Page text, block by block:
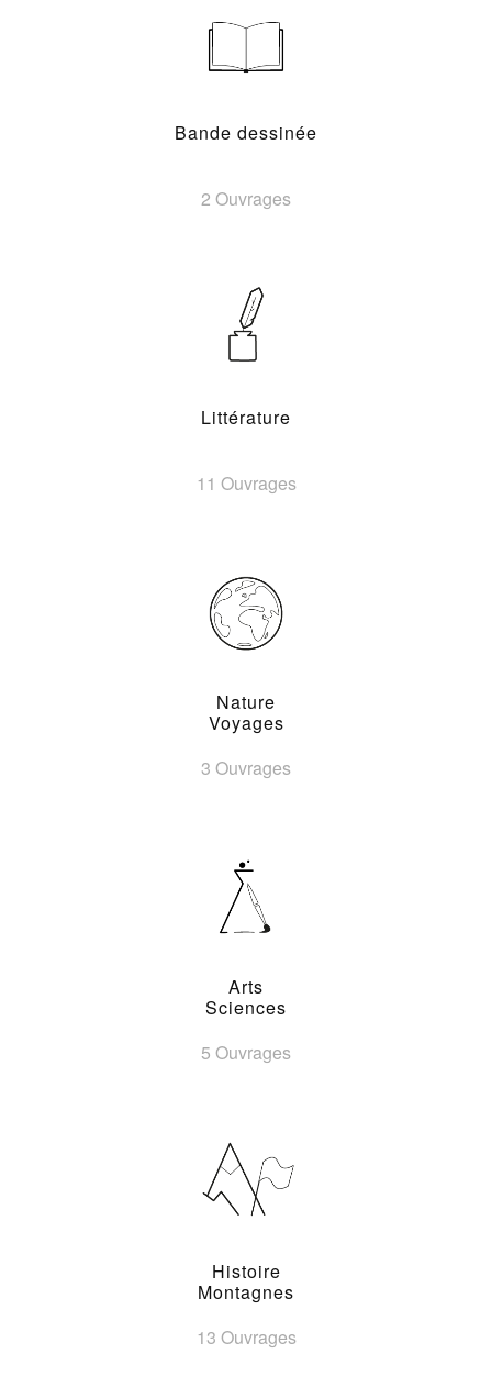
Bande dessinée
2 Ouvrages
Littérature
11 Ouvrages
Nature
Voyages
3 Ouvrages
Arts
Sciences
5 Ouvrages
Histoire
Montagnes
13 Ouvrages